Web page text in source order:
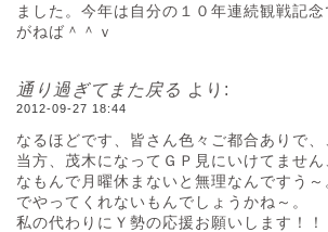
ました。今年は自分の１０年連続観戦記
がねば＾＾ｖ
通り過ぎてまた戻る より:
2012-09-27 18:44
なるほどです、皆さん色々ご都合ありで、
当方、茂木になってＧＰ見にいけてません
なもんで月曜休まないと無理なんですう
でやってくれないもんでしょうかね～。
私の代わりにＹ勢の応援お願いします！！